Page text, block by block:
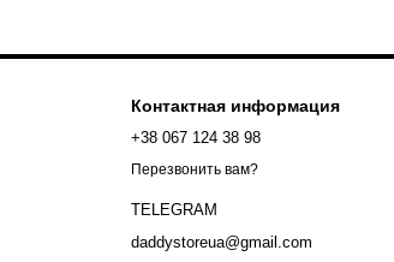
Контактная информация
+38 067 124 38 98
Перезвонить вам?
TELEGRAM
daddystoreua@gmail.com